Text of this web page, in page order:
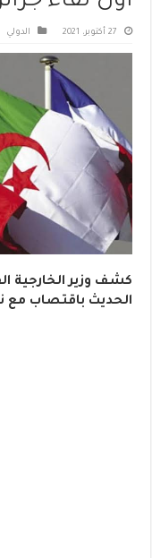
27 أكتوبر، 2021 الدولي
كشف وزير الخارجية
الحديث باقتصاب مع